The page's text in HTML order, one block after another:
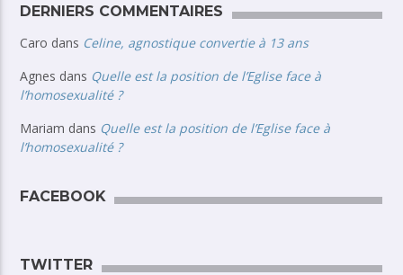
DERNIERS COMMENTAIRES
Caro dans Celine, agnostique convertie à 13 ans
Agnes dans Quelle est la position de l’Eglise face à
l’homosexualité ?
Mariam dans Quelle est la position de l’Eglise face à
l’homosexualité ?
FACEBOOK
TWITTER